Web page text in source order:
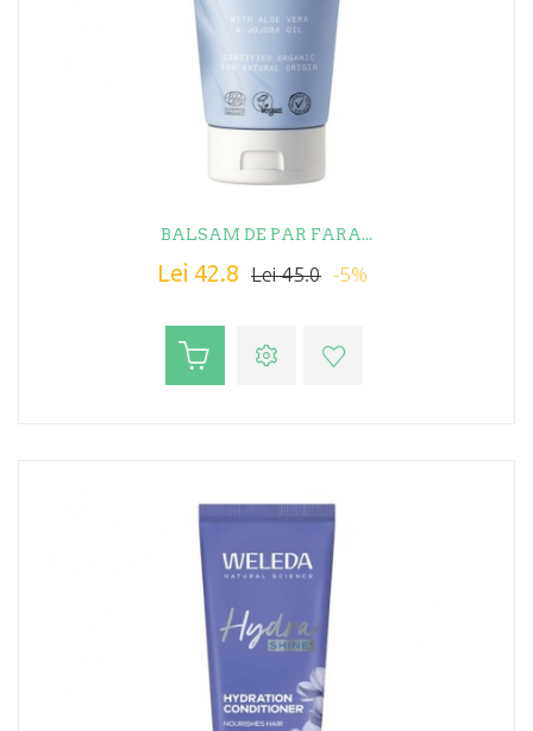
BALSAM DE PAR FARA...
Lei 42.8 Lei 45.0 -5%